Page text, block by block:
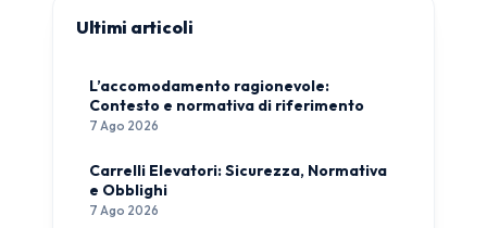
Ultimi articoli
L’accomodamento ragionevole:
Contesto e normativa di riferimento
7 Ago 2026
Carrelli Elevatori: Sicurezza, Normativa
e Obblighi
7 Ago 2026